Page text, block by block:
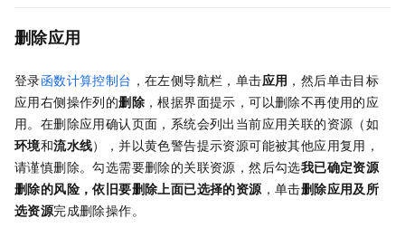
删除应用
登录函数计算控制台 ，在左侧导航栏，单击应用 ，然后单击目标
应用右侧操作列的删除 ，根据界面提示，可以删除不再使用的应
用。在删除应用确认页面，系统会列出当前应用关联的资源（如
环境和流水线），并以黄色警告提示资源可能被其他应用复用，
请谨慎删除。勾选需要删除的关联资源，然后勾选我已确定资源
删除的风险，依旧要删除上面已选择的资源 ，单击删除应用及所
选资源完成删除操作。